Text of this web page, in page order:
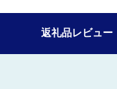
返礼品レビュー